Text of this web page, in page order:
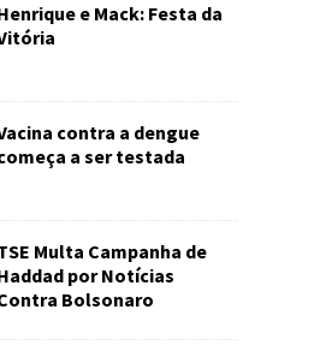
e Mack: Festa da
contra a dengue
a ser testada
Multa Campanha de
por Notícias
Bolsonaro